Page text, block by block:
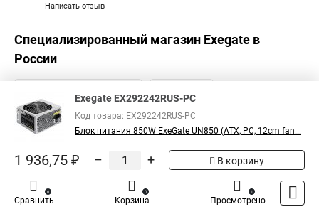
Написать отзыв
Специализированный магазин Exegate в
России
Exegate EX292242RUS-PC
Код товара: EX292242RUS-PC
Блок питания 850W ExeGate UN850 (ATX, PC, 12cm fan...
1 936,75 ₽ – + В корзину
Сравнить
0
Корзина
0
Просмотрено
1